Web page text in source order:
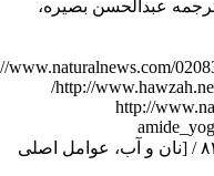
عبدالحسن بصیره،
www.naturalnews.com/
– http://
– توحید مفضل – شگفتیهای آفرینش / ۸۲ / [نان و آب، عوامل اصلی